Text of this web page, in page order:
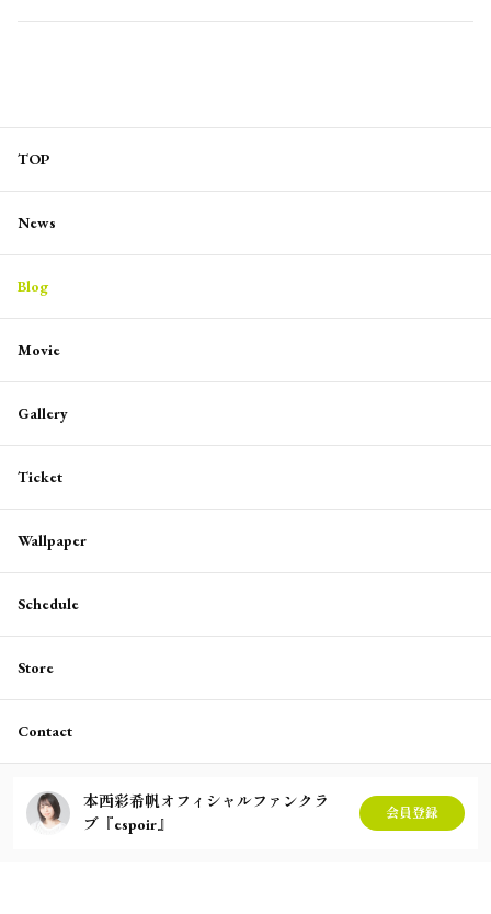
TOP
News
Blog
Movie
Gallery
Ticket
Wallpaper
Schedule
Store
Contact
本西彩希帆オフィシャルファンクラ
ブ『espoir』
会員登録